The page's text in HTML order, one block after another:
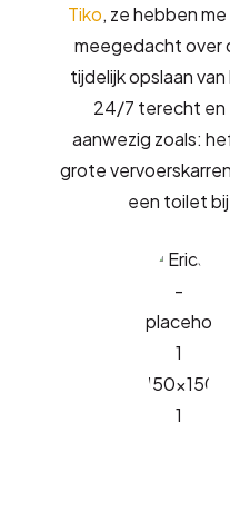
Tiko, ze hebben
meegedacht over
tijdelijk opslaan
24/7 terecht en
aanwezig zoals:
grote
een toilet